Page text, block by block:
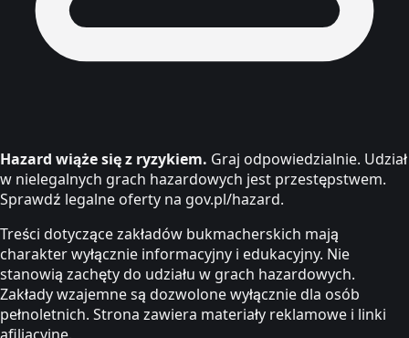
Hazard wiąże się z ryzykiem. Graj odpowiedzialnie. Udział
w nielegalnych grach hazardowych jest przestępstwem.
Sprawdź legalne oferty na gov.pl/hazard.
Treści dotyczące zakładów bukmacherskich mają
charakter wyłącznie informacyjny i edukacyjny. Nie
stanowią zachęty do udziału w grach hazardowych.
Zakłady wzajemne są dozwolone wyłącznie dla osób
pełnoletnich. Strona zawiera materiały reklamowe i linki